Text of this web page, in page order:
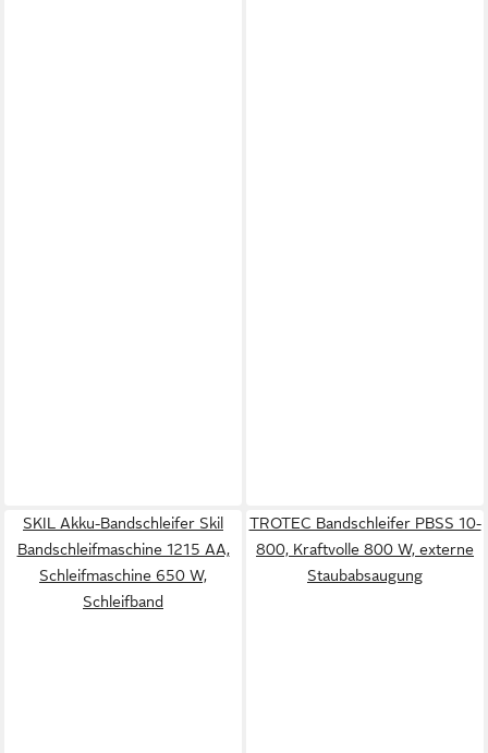
SKIL Akku-Bandschleifer Skil
Bandschleifmaschine 1215 AA,
Schleifmaschine 650 W,
Schleifband
TROTEC Bandschleifer PBSS 10-
800, Kraftvolle 800 W, externe
Staubabsaugung